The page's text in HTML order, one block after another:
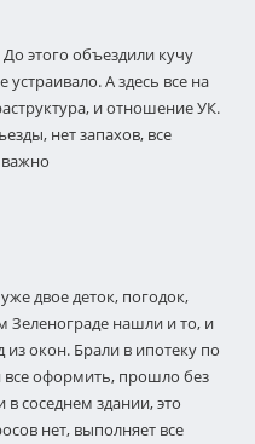
этого объездили кучу
устраивало. А здесь все на
и отношение УК.
нет запахов, все
важно
двое деток, погодок,
Зеленограде нашли и то, и
окон. Брали в ипотеку по
оформить, прошло без
соседнем здании, это
нет, выполняет все